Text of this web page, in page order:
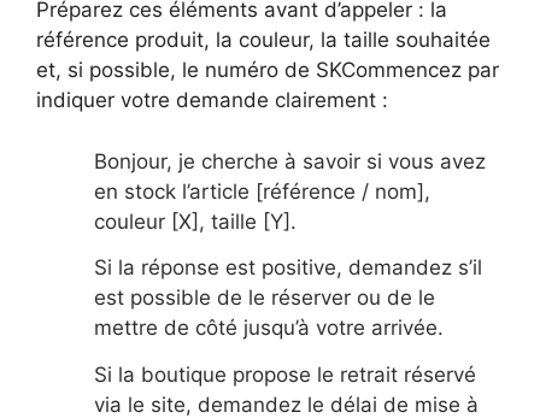
Préparez ces éléments avant d’appeler : la
référence produit, la couleur, la taille souhaitée
et, si possible, le numéro de SKCommencez par
indiquer votre demande clairement :
Bonjour, je cherche à savoir si vous avez
en stock l’article [référence / nom],
couleur [X], taille [Y].
Si la réponse est positive, demandez s’il
est possible de le réserver ou de le
mettre de côté jusqu’à votre arrivée.
Si la boutique propose le retrait réservé
via le site, demandez le délai de mise à